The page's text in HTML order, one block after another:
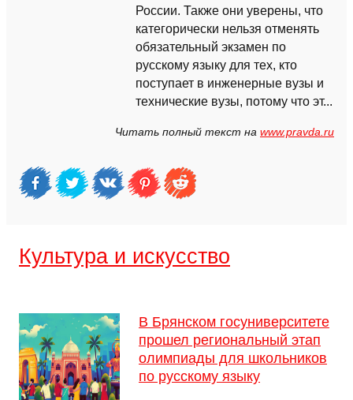
России. Также они уверены, что
категорически нельзя отменять
обязательный экзамен по
русскому языку для тех, кто
поступает в инженерные вузы и
технические вузы, потому что эт...
Читать полный текст на www.pravda.ru
Культура и искусство
В Брянском госуниверситете
прошел региональный этап
олимпиады для школьников
по русскому языку